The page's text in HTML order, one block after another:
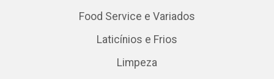
Food Service e Variados
Laticínios e Frios
Limpeza